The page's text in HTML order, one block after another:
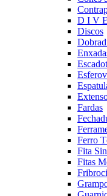
D I V
Discos
Fardas
Ferro
Fita
Fitas